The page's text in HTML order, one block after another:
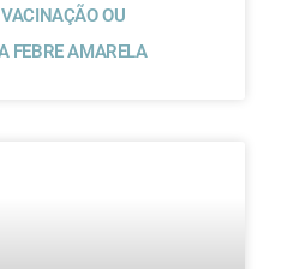
OU
FEBRE AMARELA